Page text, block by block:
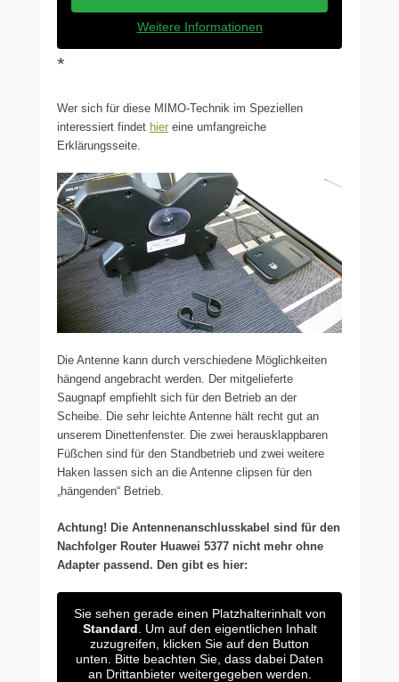
Weitere Informationen
*
Wer sich für diese MIMO-Technik im Speziellen
interessiert findet hier eine umfangreiche
Erklärungsseite.
Die Antenne kann durch verschiedene Möglichkeiten
hängend angebracht werden. Der mitgelieferte
Saugnapf empfiehlt sich für den Betrieb an der
Scheibe. Die sehr leichte Antenne hält recht gut an
unserem Dinettenfenster. Die zwei herausklappbaren
Füßchen sind für den Standbetrieb und zwei weitere
Haken lassen sich an die Antenne clipsen für den
„hängenden“ Betrieb.
Achtung! Die Antennenanschlusskabel sind für den
Nachfolger Router Huawei 5377 nicht mehr ohne
Adapter passend. Den gibt es hier:
Sie sehen gerade einen Platzhalterinhalt von
Standard . Um auf den eigentlichen Inhalt
zuzugreifen, klicken Sie auf den Button
unten. Bitte beachten Sie, dass dabei Daten
an Drittanbieter weitergegeben werden.